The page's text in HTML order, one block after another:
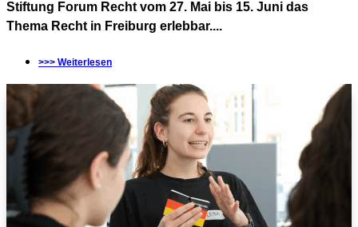
Stiftung Forum Recht vom 27. Mai bis 15. Juni das
Thema Recht in Freiburg erlebbar....
>>> Weiterlesen